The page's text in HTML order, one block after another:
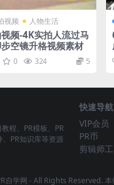
视频 人物生活
频-4K实拍人流过马
空镜升格视频素材
0 324 5
程、PR模板、PR
PR知识库等资源
快速导航
VIP会员
PR币
剪辑师
学网 - All Rights Reserved. 本